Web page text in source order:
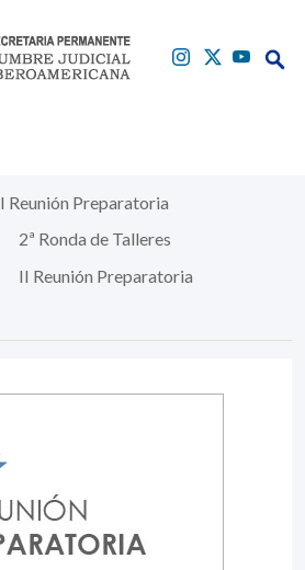
I Reunión Preparatoria
2ª Ronda de Talleres
II Reunión Preparatoria